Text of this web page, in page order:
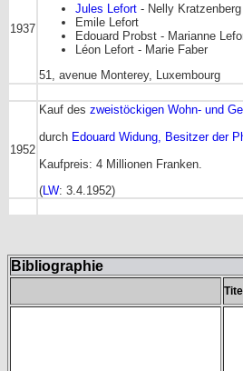
1937
Jules Lefort - Nelly Kratzenberg
Emile Lefort
Edouard Probst - Marianne
Léon Lefort - Marie Faber
51, avenue Monterey, Luxembourg
1952
Kauf des zweistöckigen Wohn- und
durch Edouard Widung, Besitzer der
Kaufpreis: 4 Millionen Franken.
(LW: 3.4.1952)
Bibliographie